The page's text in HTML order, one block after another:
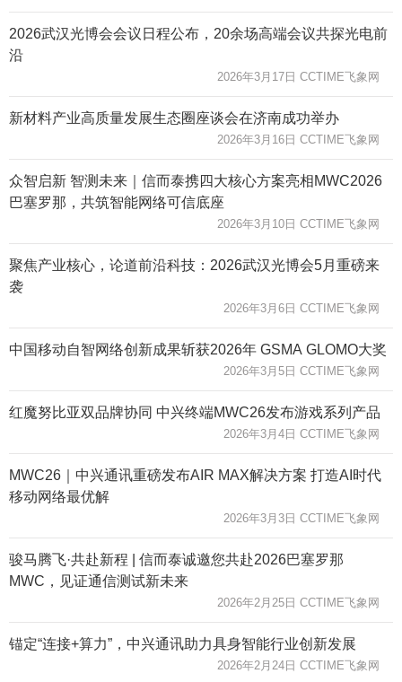
2026武汉光博会会议日程公布，20余场高端会议共探光电前
沿
2026年3月17日 CCTIME飞象网
新材料产业高质量发展生态圈座谈会在济南成功举办
2026年3月16日 CCTIME飞象网
众智启新 智测未来｜信而泰携四大核心方案亮相MWC2026
巴塞罗那，共筑智能网络可信底座
2026年3月10日 CCTIME飞象网
聚焦产业核心，论道前沿科技：2026武汉光博会5月重磅来
袭
2026年3月6日 CCTIME飞象网
中国移动自智网络创新成果斩获2026年 GSMA GLOMO大奖
2026年3月5日 CCTIME飞象网
红魔努比亚双品牌协同 中兴终端MWC26发布游戏系列产品
2026年3月4日 CCTIME飞象网
MWC26｜中兴通讯重磅发布AIR MAX解决方案 打造AI时代
移动网络最优解
2026年3月3日 CCTIME飞象网
骏马腾飞·共赴新程 | 信而泰诚邀您共赴2026巴塞罗那
MWC，见证通信测试新未来
2026年2月25日 CCTIME飞象网
锚定“连接+算力”，中兴通讯助力具身智能行业创新发展
2026年2月24日 CCTIME飞象网